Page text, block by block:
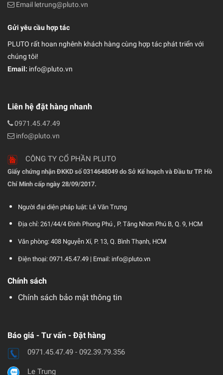
Email letrung@pluto.vn
Gửi yêu cầu hợp tác
PLUTO rất hoan nghênh khách hàng cùng hợp tác phát triển với
chúng tôi!
Email: info@pluto.vn
Liên hệ đặt hàng nhanh
0971.45.47.49
info@pluto.vn
CÔNG TY CỔ PHẦN PLUTO
Giấy chứng nhận ĐKKD số 0314648049 do Sở Kế hoạch và Đầu tư TP. Hồ
Chí Minh cấp ngày 28/09/2017.
Người đại diện pháp luật: Lê Văn Trưng
Địa chỉ: 261/44/4 Đình Phong Phú , P. Tăng Nhơn Phú B, Q. 9, HCM
Văn phòng: 408 Nguyễn Xí, P. 13, Q. Bình Thạnh, HCM
Điện thoại: 0971.45.47.49 | Email: info@pluto.vn
Chính sách
Chính sách bảo mật thông tin
Báo giá - Tư vấn - Đặt hàng
0971.45.47.49 - 092.39.79.356
Le Trung